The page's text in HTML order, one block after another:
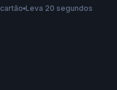
te chamar?
Leva 20 segundos